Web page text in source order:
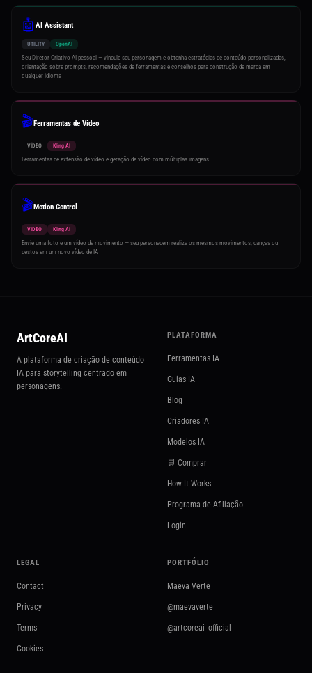
🤖 AI Assistant
UTILITY OpenAI
Seu Diretor Criativo AI pessoal — vincule seu personagem e obtenha estratégias de conteúdo personalizadas,
orientação sobre prompts, recomendações de ferramentas e conselhos para construção de marca em
qualquer idioma
🎬Ferramentas de Vídeo
VÍDEO Kling AI
Ferramentas de extensão de vídeo e geração de vídeo com múltiplas imagens
🎬Motion Control
VIDEO Kling AI
Envie uma foto e um vídeo de movimento — seu personagem realiza os mesmos movimentos, danças ou
gestos em um novo vídeo de IA
ArtCoreAI
A plataforma de criação de conteúdo
IA para storytelling centrado em
personagens.
PLATAFORMA
Ferramentas IA
Guias IA
Blog
Criadores IA
Modelos IA
🛒 Comprar
How It Works
Programa de Afiliação
Login
LEGAL
Contact
Privacy
Terms
Cookies
PORTFÓLIO
Maeva Verte
@maevaverte
@artcoreai_official